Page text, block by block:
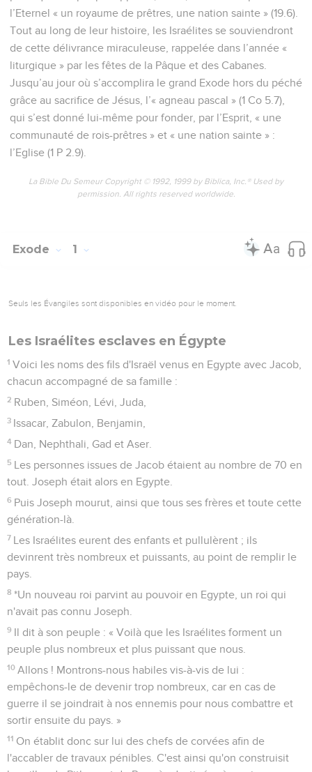
l’Eternel « un royaume de prêtres, une nation sainte » (19.6).
Tout au long de leur histoire, les Israélites se souviendront
de cette délivrance miraculeuse, rappelée dans l’année «
liturgique » par les fêtes de la Pâque et des Cabanes.
Jusqu’au jour où s’accomplira le grand Exode hors du péché
grâce au sacrifice de Jésus, l’« agneau pascal » (1 Co 5.7),
qui s’est donné lui-même pour fonder, par l’Esprit, « une
communauté de rois-prêtres » et « une nation sainte » :
l’Eglise (1 P 2.9).
La Bible Du Semeur Copyright © 1992, 1999 by Biblica, Inc.® Used by
permission. All rights reserved worldwide.
Exode 1
Seuls les Évangiles sont disponibles en vidéo pour le moment.
Les Israélites esclaves en Égypte
1 Voici les noms des fils d'Israël venus en Egypte avec Jacob,
chacun accompagné de sa famille :
2 Ruben, Siméon, Lévi, Juda,
3 Issacar, Zabulon, Benjamin,
4 Dan, Nephthali, Gad et Aser.
5 Les personnes issues de Jacob étaient au nombre de 70 en
tout. Joseph était alors en Egypte.
6 Puis Joseph mourut, ainsi que tous ses frères et toute cette
génération-là.
7 Les Israélites eurent des enfants et pullulèrent ; ils
devinrent très nombreux et puissants, au point de remplir le
pays.
8 *Un nouveau roi parvint au pouvoir en Egypte, un roi qui
n'avait pas connu Joseph.
9 Il dit à son peuple : « Voilà que les Israélites forment un
peuple plus nombreux et plus puissant que nous.
10 Allons ! Montrons-nous habiles vis-à-vis de lui :
empêchons-le de devenir trop nombreux, car en cas de
guerre il se joindrait à nos ennemis pour nous combattre et
sortir ensuite du pays. »
11 On établit donc sur lui des chefs de corvées afin de
l'accabler de travaux pénibles. C'est ainsi qu'on construisit